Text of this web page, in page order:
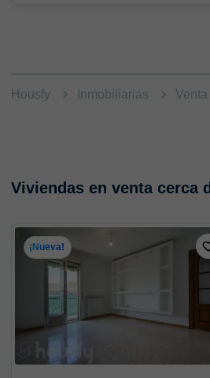
Housfy Inmobiliarias
Viviendas en venta cerca
¡Nueva!